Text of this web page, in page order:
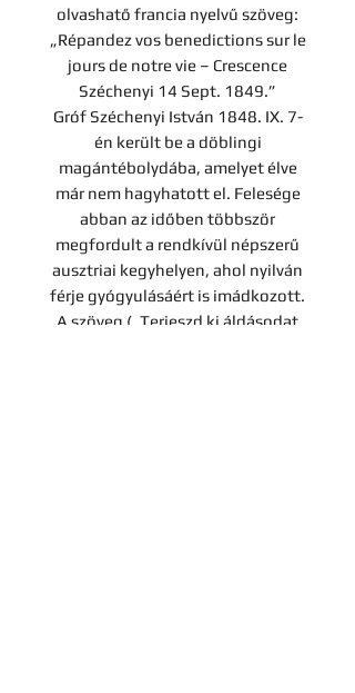
olvashatő francia nyelvű szöveg:
„Répandez vos benedictions sur le
jours de notre vie – Crescence
Széchenyi 14 Sept. 1849.”
Gróf Széchenyi István 1848. IX. 7-
én került be a döblingi
magántébolydába, amelyet élve
már nem hagyhatott el. Felesége
abban az időben többször
megfordult a rendkívül népszerű
ausztriai kegyhelyen, ahol nyilván
férje gyógyulásáért is imádkozott.
A szöveg („Terjeszd ki áldásodat